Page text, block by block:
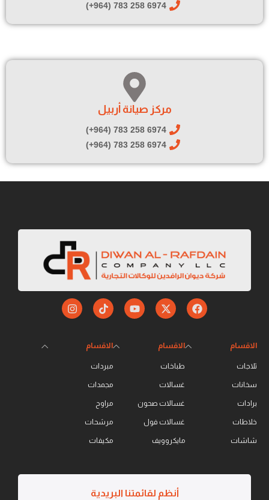
6974 258 783 (964+)
مركز صيانة أربيل
6974 258 783 (964+)
6974 258 783 (964+)
الاقسام
ثلاجات
سخانات
برادات
خلاطات
شاشات
الاقسام
طباخات
غسالات
غسالات صحون
غسالات فول
مايكروويف
الاقسام
مبردات
مجمدات
مراوح
مرشحات
مكيفات
أنظم لقائمتنا البريدية